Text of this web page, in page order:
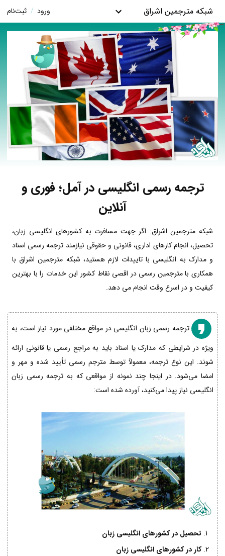
شبکه مترجمین اشراق ورود / ثبت‌نام
ترجمه رسمی انگلیسی در آمل؛ فوری و
آنلاین
شبکه مترجمین اشراق: اگر جهت مسافرت به کشورهای انگلیسی زبان،
تحصیل، انجام کارهای اداری، قانونی و حقوقی نیازمند ترجمه رسمی اسناد
و مدارک به انگلیسی با تاییدات لازم هستید، شبکه مترجمین اشراق با
همکاری با مترجمین رسمی در اقصی نقاط کشور این خدمات را با بهترین
کیفیت و در اسرع وقت انجام می دهد.
ترجمه رسمی زبان انگلیسی در مواقع مختلفی مورد نیاز است، به
ویژه در شرایطی که مدارک یا اسناد باید به مراجع رسمی یا قانونی ارائه
شوند. این نوع ترجمه، معمولاً توسط مترجم رسمی تأیید شده و مهر و
امضا می‌شود. در اینجا چند نمونه از مواقعی که به ترجمه رسمی زبان
انگلیسی نیاز پیدا می‌کنید، آورده شده است:
تحصیل در کشورهای انگلیسی زبان
کار در کشورهای انگلیسی زبان